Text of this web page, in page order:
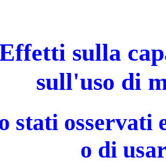
sulla
sull'uso di
stati
o di